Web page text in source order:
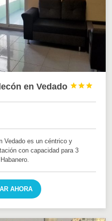
en Vedado 


Vedado es un céntrico y
con capacidad para 3
AHORA